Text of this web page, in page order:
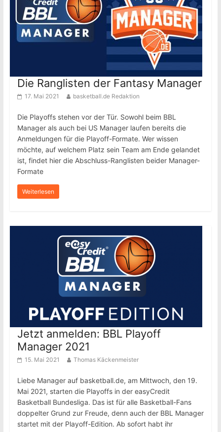
Die Ranglisten der Fantasy Manager
17. Mai 2021 basketball.de Redaktion
Die Playoffs stehen vor der Tür. Sowohl beim BBL
Manager als auch bei US Manager laufen bereits die
Anmeldungen für die Playoff-Formate. Wer wissen
möchte, auf welchem Platz sein Team am Ende gelandet
ist, findet hier die Abschluss-Ranglisten beider Manager-
Formate
Weiterlesen
Jetzt anmelden: BBL Playoff
Manager 2021
15. Mai 2021 Thomas Käckenmeister
Liebe Manager auf basketball.de, am Mittwoch, den 19.
Mai 2021, starten die Playoffs in der easyCredit
Basketball Bundesliga. Das ist für alle Basketball-Fans
doppelter Grund zur Freude, denn auch der BBL Manager
startet mit der Playoff-Edition. Ab sofort habt ihr